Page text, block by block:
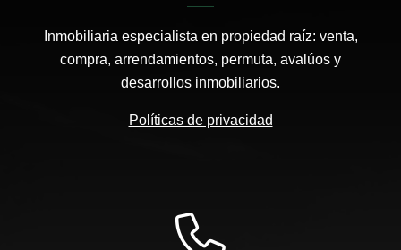
Inmobiliaria especialista en propiedad raíz: venta,
compra, arrendamientos, permuta, avalúos y
desarrollos inmobiliarios.
Políticas de privacidad